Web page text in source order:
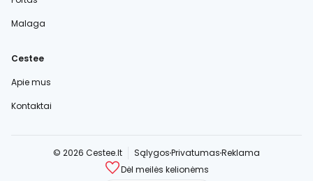
Malaga
Cestee
Apie mus
Kontaktai
© 2026 Cestee.lt SąlygosPrivatumasReklama
Dėl meilės kelionėms